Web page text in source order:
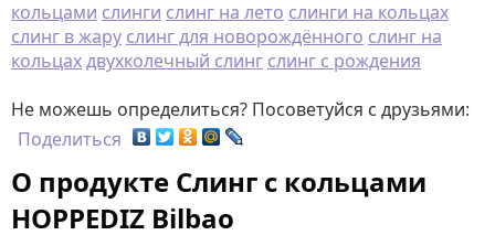
кольцами слинги слинг на лето слинги на кольцах
слинг в жару слинг для новорождённого слинг на
кольцахдвухколечный слинг слинг с рождения
Не можешь определиться? Посоветуйся с друзьями:
Поделиться
О продукте Слинг с кольцами
HOPPEDIZ Bilbao